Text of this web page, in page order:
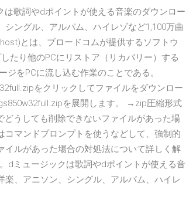
歌詞やdポイントが使える音楽のダウンロー
ングル、アルバム、ハイレゾなど1,100万曲
とは、ブロードコムが提供するソフトウ
たり他のPCにリストア（リカバリー）する
をPCに流し込む作業のことである。
をクリックしてファイルをダウンロー
を展開します。 →zip圧縮形式
うしても削除できないファイルがあった場
マンドプロンプトを使うなどして、強制的
ルがあった場合の対処法について詳しく解
dミュージックは歌詞やdポイントが使える音
、アニソン、シングル、アルバム、ハイレ